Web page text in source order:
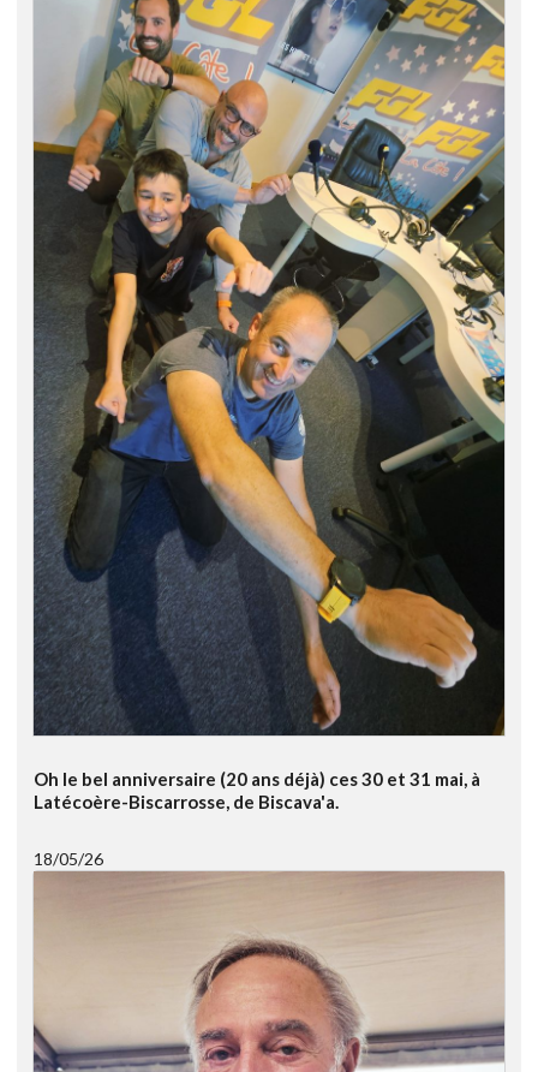
Oh le bel anniversaire (20 ans déjà) ces 30 et 31 mai, à
Latécoère-Biscarrosse, de Biscava'a.
18/05/26